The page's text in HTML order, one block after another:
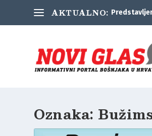
AKTUALNO:
Oznaka: